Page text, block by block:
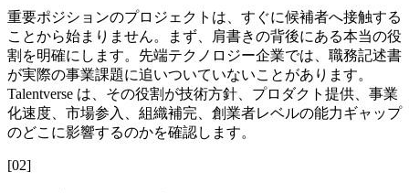
重要ポジションのプロジェクトは、すぐに候補者へ接触する
ことから始まりません。まず、肩書きの背後にある本当の役
割を明確にします。先端テクノロジー企業では、職務記述書
が実際の事業課題に追いついていないことがあります。
Talentverse は、その役割が技術方針、プロダクト提供、事業
化速度、市場参入、組織補完、創業者レベルの能力ギャップ
のどこに影響するのかを確認します。
[02]